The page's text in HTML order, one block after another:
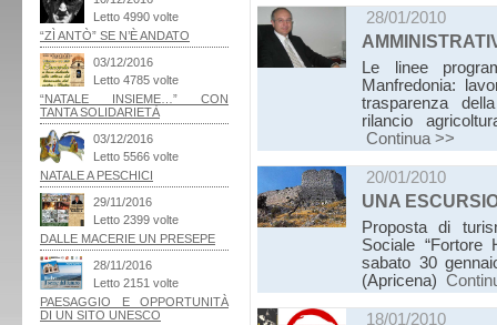
28/01/2010
Le linee
Manfredonia:
trasparenza
rilancio
Continua >>
20/01/2010
UNA
Proposta di
Sociale “Fortore
sabato 30
(Apricena)
18/01/2010